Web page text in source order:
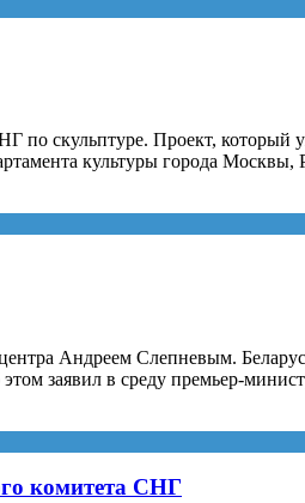
по скульптуре. Проект,
культуры города Москвы,
Андреем Слепневым.
заявил в среду премьер-
комитета СНГ